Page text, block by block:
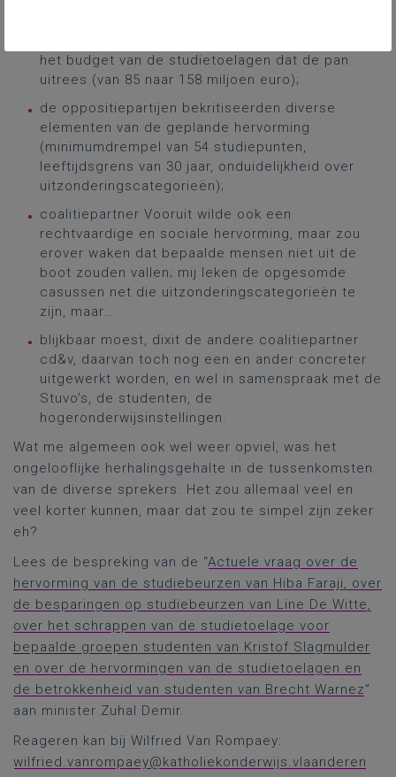
het budget van de studietoelagen dat de pan
uitrees (van 85 naar 158 miljoen euro);
de oppositiepartijen bekritiseerden diverse
elementen van de geplande hervorming
(minimumdrempel van 54 studiepunten,
leeftijdsgrens van 30 jaar, onduidelijkheid over
uitzonderingscategorieën);
coalitiepartner Vooruit wilde ook een
rechtvaardige en sociale hervorming, maar zou
erover waken dat bepaalde mensen niet uit de
boot zouden vallen; mij leken de opgesomde
casussen net die uitzonderingscategorieën te
zijn, maar…
blijkbaar moest, dixit de andere coalitiepartner
cd&v, daarvan toch nog een en ander concreter
uitgewerkt worden, en wel in samenspraak met de
Stuvo’s, de studenten, de
hogeronderwijsinstellingen.
Wat me algemeen ook wel weer opviel, was het
ongelooflijke herhalingsgehalte in de tussenkomsten
van de diverse sprekers. Het zou allemaal veel en
veel korter kunnen, maar dat zou te simpel zijn zeker
eh?
Lees de bespreking van de “Actuele vraag over de
hervorming van de studiebeurzen van Hiba Faraji, over
de besparingen op studiebeurzen van Line De Witte,
over het schrappen van de studietoelage voor
bepaalde groepen studenten van Kristof Slagmulder
en over de hervormingen van de studietoelagen en
de betrokkenheid van studenten van Brecht Warnez”
aan minister Zuhal Demir.
Reageren kan bij Wilfried Van Rompaey:
wilfried.vanrompaey@katholiekonderwijs.vlaanderen